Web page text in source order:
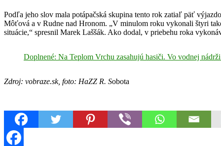
Podľa jeho slov mala potápačská skupina tento rok zatiaľ päť
Môťová a v Rudne nad Hronom. „V minulom roku vykonali štyri
situácie,“ spresnil Marek Laššák. Ako dodal, v priebehu roka
Doplnené: Na Teplom Vrchu zasahujú hasiči. Vo vodnej
Zdroj: vobraze.sk, foto: HaZZ R. Sobota